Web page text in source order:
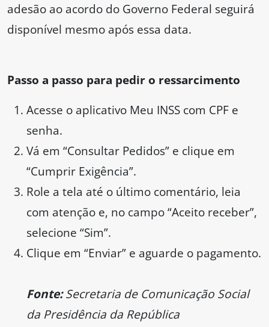
adesão ao acordo do Governo Federal seguirá
disponível mesmo após essa data.
Passo a passo para pedir o ressarcimento
Acesse o aplicativo Meu INSS com CPF e
senha.
Vá em “Consultar Pedidos” e clique em
“Cumprir Exigência”.
Role a tela até o último comentário, leia
com atenção e, no campo “Aceito receber”,
selecione “Sim”.
Clique em “Enviar” e aguarde o pagamento.
Fonte:Secretaria de Comunicação Social
da Presidência da República